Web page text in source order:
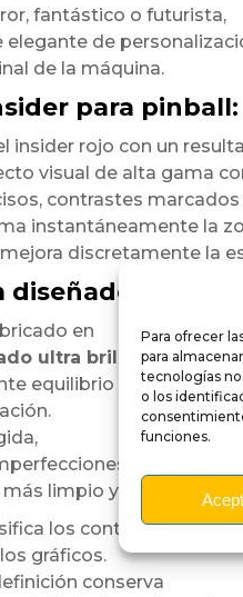
Para ofrecer
para
tecnologías
o los
funciones.
fantástico o futurista,
de
de la máquina.
para pinball:
insider rojo con un
visual de alta gama
contrastes marcados
instantáneamente la
discretamente la
para
en
ultra brillante.
equilibrio entre rigidez,
de la
limpio y uniforme.
los contrastes
gráficos.
conserva